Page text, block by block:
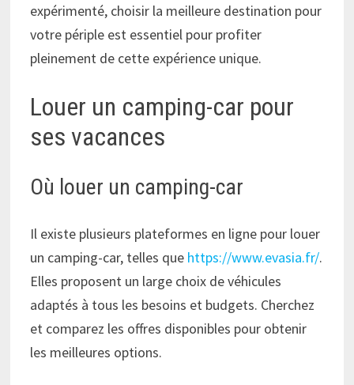
expérimenté, choisir la meilleure destination pour
votre périple est essentiel pour profiter
pleinement de cette expérience unique.
Louer un camping-car pour
ses vacances
Où louer un camping-car
Il existe plusieurs plateformes en ligne pour louer
un camping-car, telles que https://www.evasia.fr/.
Elles proposent un large choix de véhicules
adaptés à tous les besoins et budgets. Cherchez
et comparez les offres disponibles pour obtenir
les meilleures options.